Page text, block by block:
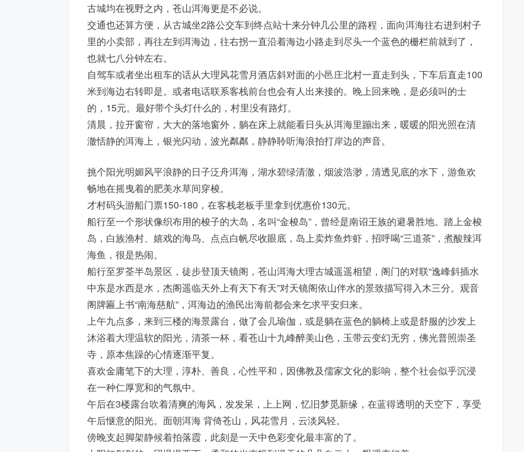
古城均在视野之内，苍山洱海更是不必说。
交通也还算方便，从古城坐2路公交车到终点站十来分钟几公里的路程，面向洱海往右进到村子
里的小卖部，再往左到洱海边，往右拐一直沿着海边小路走到尽头一个蓝色的栅栏前就到了，
也就七八分钟左右。
自驾车或者坐出租车的话从大理风花雪月酒店斜对面的小邑庄北村一直走到头，下车后直走100
米到海边右转即是。或者电话联系客栈前台也会有人出来接的。晚上回来晚，是必须叫的士
的，15元。最好带个头灯什么的，村里没有路灯。
清晨，拉开窗帘，大大的落地窗外，躺在床上就能看日头从洱海里蹦出来，暖暖的阳光照在清
澈恬静的洱海上，银光闪动，波光粼粼，静静聆听海浪拍打岸边的声音。
挑个阳光明媚风平浪静的日子泛舟洱海，湖水碧绿清澈，烟波浩渺，清透见底的水下，游鱼欢
畅地在摇曳着的肥美水草间穿梭。
才村码头游船门票150-180，在客栈老板手里拿到优惠价130元。
船行至一个形状像织布用的梭子的大岛，名叫“金梭岛”，曾经是南诏王族的避暑胜地。踏上金梭
岛，白族渔村、嬉戏的海鸟、点点白帆尽收眼底，岛上卖炸鱼炸虾，招呼喝“三道茶”，煮酸辣洱
海鱼，很是热闹。
船行至罗荃半岛景区，徒步登顶天镜阁，苍山洱海大理古城遥遥相望，阁门的对联“逸峰斜插水
中东是水西是水，杰阁遥临天外上有天下有天”对天镜阁依山伴水的景致描写得入木三分。观音
阁牌匾上书“南海慈航”，洱海边的渔民出海前都会来乞求平安归来。
上午九点多，来到三楼的海景露台，做了会儿瑜伽，或是躺在蓝色的躺椅上或是舒服的沙发上
沐浴着大理温软的阳光，清茶一杯，看苍山十九峰醉美山色，玉带云变幻无穷，佛光普照崇圣
寺，原本焦躁的心情逐渐平复。
喜欢金庸笔下的大理，淳朴、善良，心性平和，因佛教及儒家文化的影响，整个社会似乎沉浸
在一种仁厚宽和的气氛中。
午后在3楼露台吹着清爽的海风，发发呆，上上网，忆旧梦觅新缘，在蓝得透明的天空下，享受
午后惬意的阳光。面朝洱海 背倚苍山，风花雪月，云淡风轻。
傍晚支起脚架静候着拍落霞，此刻是一天中色彩变化最丰富的了。